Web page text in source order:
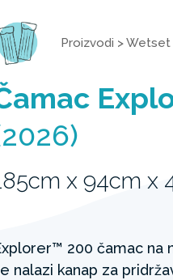
Proizvodi >Wetset
x 94cm x
200 čamac na
nalazi kanap za